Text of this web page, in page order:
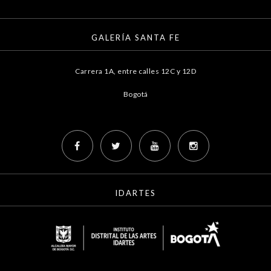
GALERÍA SANTA FE
Carrera 1A, entre calles 12C y 12D
Bogotá
IDARTES